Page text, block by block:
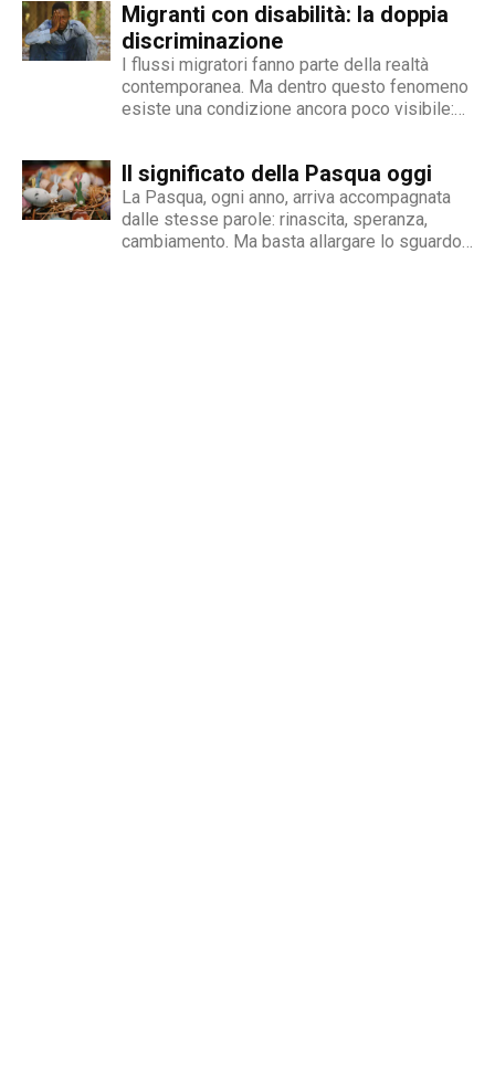
persone con disabilità in Italia. Una madre e
un padre hanno deciso...
Migranti con disabilità: la doppia
discriminazione
I flussi migratori fanno parte della realtà
contemporanea. Ma dentro questo fenomeno
esiste una condizione ancora poco visibile:
traduce in discriminazione intersezionale.
Perché il fenomeno esiste Le cause sono
diverse e spesso...
Il significato della Pasqua oggi
La Pasqua, ogni anno, arriva accompagnata
dalle stesse parole: rinascita, speranza,
cambiamento. Ma basta allargare lo sguardo